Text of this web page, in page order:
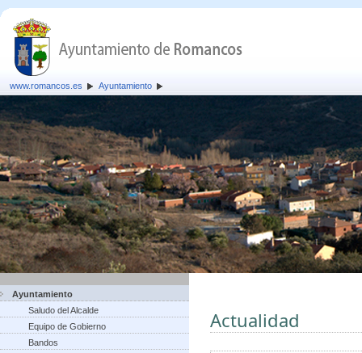
www.romancos.es Ayuntamiento
Ayuntamiento
Saludo del Alcalde
Equipo de Gobierno
Bandos
Actualidad